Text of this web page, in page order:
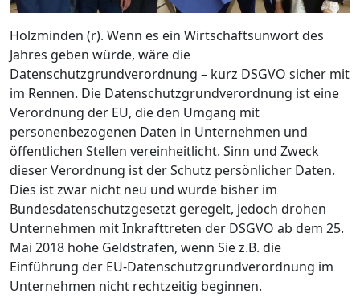
Holzminden (r). Wenn es ein Wirtschaftsunwort des
Jahres geben würde, wäre die
Datenschutzgrundverordnung – kurz DSGVO sicher mit
im Rennen. Die Datenschutzgrundverordnung ist eine
Verordnung der EU, die den Umgang mit
personenbezogenen Daten in Unternehmen und
öffentlichen Stellen vereinheitlicht. Sinn und Zweck
dieser Verordnung ist der Schutz persönlicher Daten.
Dies ist zwar nicht neu und wurde bisher im
Bundesdatenschutzgesetzt geregelt, jedoch drohen
Unternehmen mit Inkrafttreten der DSGVO ab dem 25.
Mai 2018 hohe Geldstrafen, wenn Sie z.B. die
Einführung der EU-Datenschutzgrundverordnung im
Unternehmen nicht rechtzeitig beginnen.